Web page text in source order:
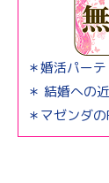
＊婚活パー
＊ 結婚への
＊マゼンダ